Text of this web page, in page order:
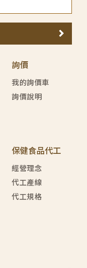
詢價
我的詢價車
詢價說明
保健食品代工
經營理念
代工產線
代工規格